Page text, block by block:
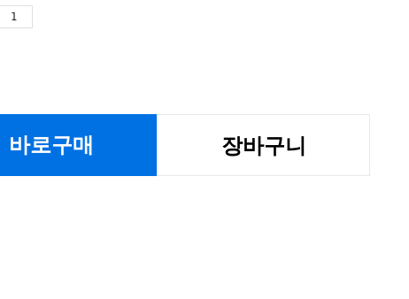
바로구매 장바구니